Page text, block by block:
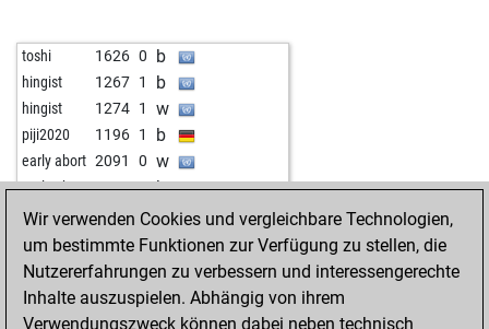
toshi 1626 0 b
hingist 1267 1 b
hingist 1274 1 w
piji2020 1196 1 b
early abort 2091 0 w
early abort 2096 0 b
kbzhjm 1413 0 b
early abort 2220 0 w
Wir verwenden Cookies und vergleichbare Technologien,
um bestimmte Funktionen zur Verfügung zu stellen, die
Nutzererfahrungen zu verbessern und interessengerechte
Inhalte auszuspielen. Abhängig von ihrem
Verwendungszweck können dabei neben technisch